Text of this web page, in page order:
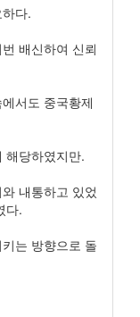
다.
배신하여 신뢰
서도 중국황제
해당하였지만.
내통하고 있었
다.
는 방향으로 돌